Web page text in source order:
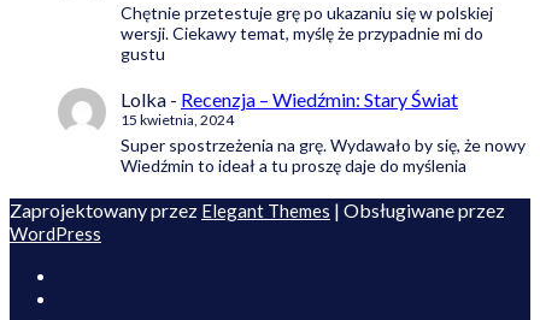
Chętnie przetestuje grę po ukazaniu się w polskiej
wersji. Ciekawy temat, myślę że przypadnie mi do
gustu
Lolka - Recenzja – Wiedźmin: Stary Świat
15 kwietnia, 2024
Super spostrzeżenia na grę. Wydawało by się, że nowy
Wiedźmin to ideał a tu proszę daje do myślenia
Zaprojektowany przez Elegant Themes | Obsługiwane przez
WordPress